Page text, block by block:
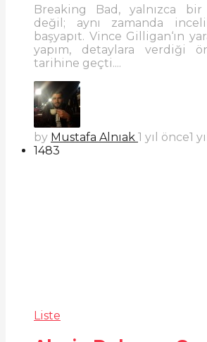
Breaking Bad, yalnızca
değil; aynı zamanda
başyapıt. Vince Gilligan‘ın
yapım, detaylara verdiği
tarihine geçti....
by Mustafa Alnıak 1 yıl önce1
1483
Liste